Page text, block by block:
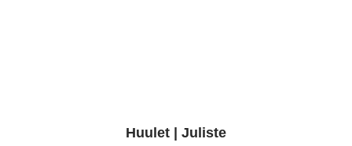
Huulet | Juliste